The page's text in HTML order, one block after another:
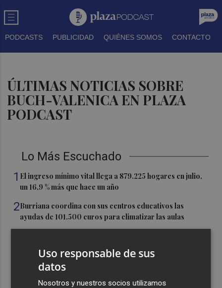
PODCASTS PUBLICIDAD QUIÉNES SOMOS CONTACTO
ÚLTIMAS NOTICIAS SOBRE
BUCH-VALENICA EN PLAZA
PODCAST
Lo Más Escuchado
1 El ingreso mínimo vital llega a 879.225 hogares en julio,
un 16,9 % más que hace un año
2Burriana coordina con sus centros educativos las
ayudas de 101.500 euros para climatizar las aulas
El futuro de la IA: un nuevo enfoque desde Valencia
Uso responsable de sus
datos
Nosotros y nuestros socios utilizamos